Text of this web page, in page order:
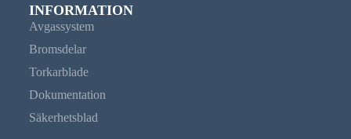
INFORMATION
Avgassystem
Bromsdelar
Torkarblade
Dokumentation
Säkerhetsblad